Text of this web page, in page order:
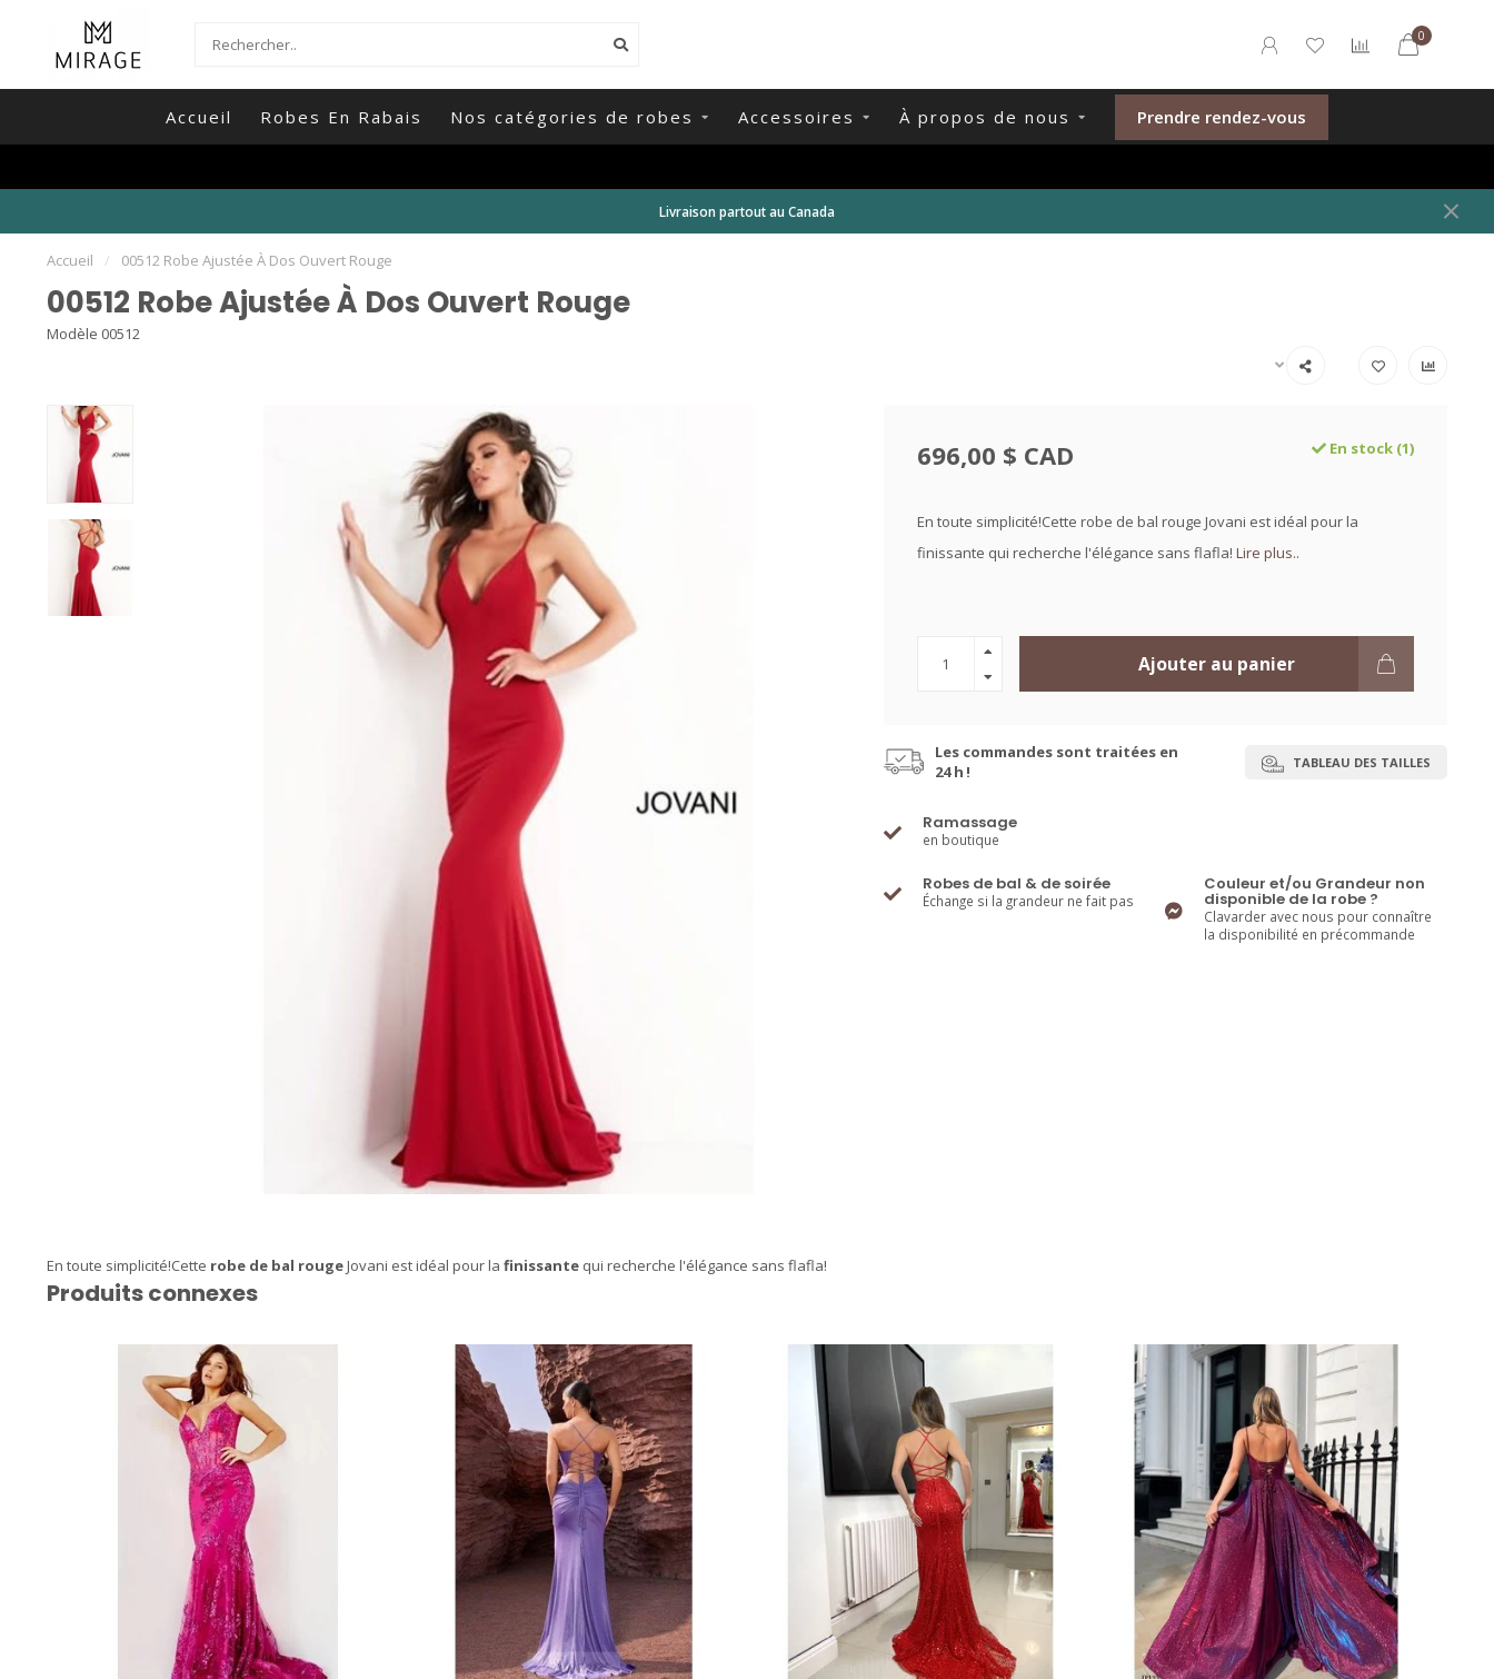
0
Accueil Robes En Rabais Nos catégories de robes Accessoires À propos de nous Prendre rendez-vous
Livraison partout au Canada
Accueil / 00512 Robe Ajustée À Dos Ouvert Rouge
00512 Robe Ajustée À Dos Ouvert Rouge
Modèle 00512
696,00 $ CAD En stock (1)
En toute simplicité!Cette robe de bal rouge Jovani est idéal pour la
finissante qui recherche l'élégance sans flafla! Lire plus..
Ajouter au panier
Les commandes sont traitées en
24 h !
TABLEAU DES TAILLES
Ramassage
en boutique
Robes de bal & de soirée
Échange si la grandeur ne fait pas
Couleur et/ou Grandeur non
disponible de la robe ?
Clavarder avec nous pour connaître
la disponibilité en précommande
En toute simplicité!Cette robe de bal rougeJovani est idéal pour la finissante qui recherche l'élégance sans flafla!
Produits connexes